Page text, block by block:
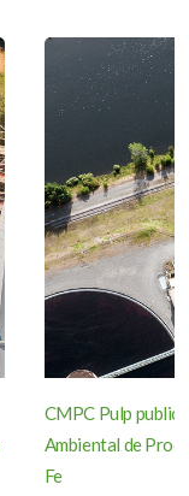
CMPC Pulp
Ambiental de
Fe